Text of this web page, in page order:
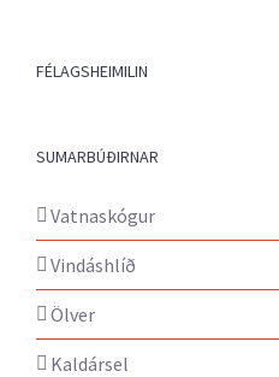
FÉLAGSHEIMILIN
SUMARBÚÐIRNAR
Vatnaskógur
Vindáshlíð
Ölver
Kaldársel